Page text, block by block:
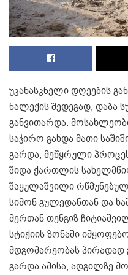
უკანასკნელი დღეების
ნალექის შედეგად, დაბა
განვითარდა.
საჭირო გახდა მათი
გარდა, მეწყრული
შიდა ქართლის
შაყულაშვილი
სიმონ გულედანთან და
მერთან თენგიზ
სტიქიის ზონაში
მდგომარეობას პირადად
გარდა ამისა, ადგილზე